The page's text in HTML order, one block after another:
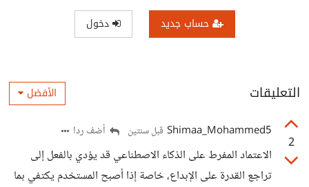
حساب جديد دخول
التعليقات الأفضل
2
Shimaa_Mohammed5 قبل سنتين أضف ردا
الاعتماد المفرط على الذكاء الاصطناعي قد يؤدي بالفعل إلى
تراجع القدرة على الإبداع، خاصة إذا أصبح المستخدم يكتفي بما